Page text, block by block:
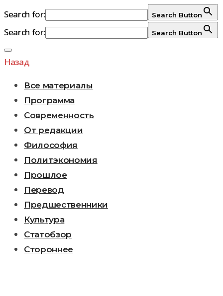
Search for: Search Button
Search for: Search Button
Перейти
к
Назад
Все материалы
Программа
Современность
От редакции
Философия
Политэкономия
Прошлое
Перевод
Предшественники
Культура
Статобзор
Стороннее